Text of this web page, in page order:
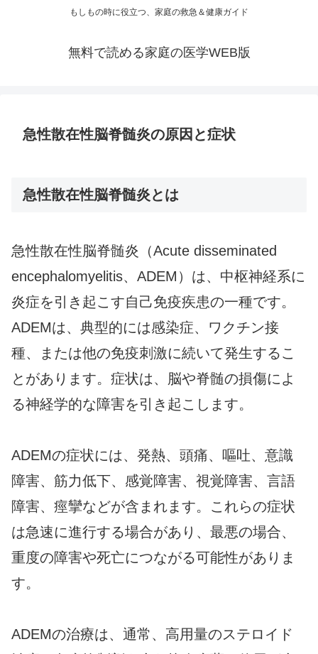
もしもの時に役立つ、家庭の救急＆健康ガイド
無料で読める家庭の医学WEB版
急性散在性脳脊髄炎の原因と症状
急性散在性脳脊髄炎とは
急性散在性脳脊髄炎（Acute disseminated
encephalomyelitis、ADEM）は、中枢神経系に
炎症を引き起こす自己免疫疾患の一種です。
ADEMは、典型的には感染症、ワクチン接
種、または他の免疫刺激に続いて発生するこ
とがあります。症状は、脳や脊髄の損傷によ
る神経学的な障害を引き起こします。
ADEMの症状には、発熱、頭痛、嘔吐、意識
障害、筋力低下、感覚障害、視覚障害、言語
障害、痙攣などが含まれます。これらの症状
は急速に進行する場合があり、最悪の場合、
重度の障害や死亡につながる可能性がありま
す。
ADEMの治療は、通常、高用量のステロイド